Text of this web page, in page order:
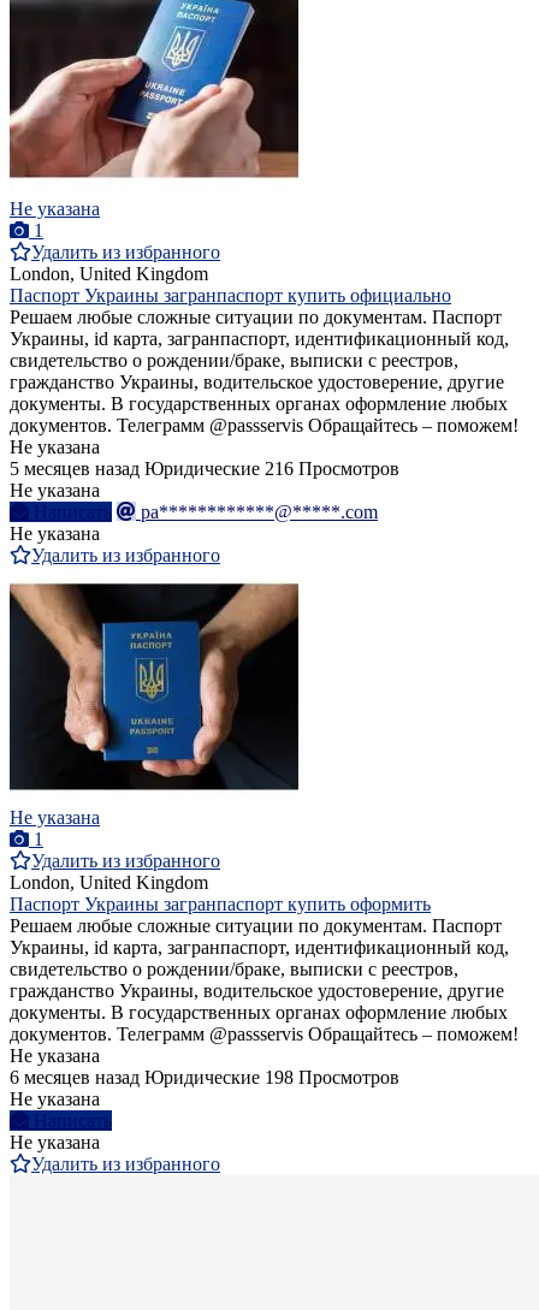
Не указана
1
Удалить из избранного
London, United Kingdom
Паспорт Украины загранпаспорт купить официально
Решаем любые сложные ситуации по документам. Паспорт
Украины, id карта, загранпаспорт, идентификационный код,
свидетельство о рождении/браке, выписки с реестров,
гражданство Украины, водительское удостоверение, другие
документы. В государственных органах оформление любых
документов. Телеграмм @passservis Обращайтесь – поможем!
Не указана
5 месяцев назад Юридические 216 Просмотров
Не указана
Написать
pa************@*****.com
Не указана
Удалить из избранного
Не указана
1
Удалить из избранного
London, United Kingdom
Паспорт Украины загранпаспорт купить оформить
Решаем любые сложные ситуации по документам. Паспорт
Украины, id карта, загранпаспорт, идентификационный код,
свидетельство о рождении/браке, выписки с реестров,
гражданство Украины, водительское удостоверение, другие
документы. В государственных органах оформление любых
документов. Телеграмм @passservis Обращайтесь – поможем!
Не указана
6 месяцев назад Юридические 198 Просмотров
Не указана
Написать
Не указана
Удалить из избранного